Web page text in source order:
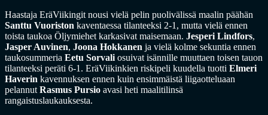
Haastaja EräViikingit nousi vielä pelin puolivälissä maalin päähän
Santtu Vuoriston kaventaessa tilanteeksi 2-1, mutta vielä ennen
toista taukoa Öljymiehet karkasivat maisemaan. Jesperi Lindfors,
Jasper Auvinen, Joona Hokkanen ja vielä kolme sekuntia ennen
taukosummeria Eetu Sorvali osuivat isännille muuttaen toisen tauon
tilanteeksi peräti 6-1. EräViikinkien riskipeli kuudella tuotti Elmeri
Haverin kavennuksen ennen kuin ensimmäistä liigaotteluaan
pelannut Rasmus Pursio avasi heti maalitilinsä
rangaistuslaukauksesta.